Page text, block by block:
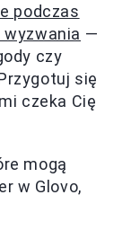
podczas
—
czy
się
czeka Cię
mogą
w Glovo,